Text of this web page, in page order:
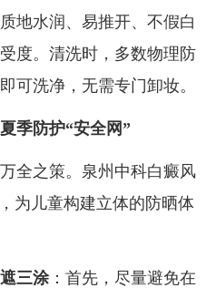
地水润、易推开、不假白
度。清洗时，多数物理防
可洗净，无需专门卸妆。
季防护“安全网”
之策。泉州中科白癜风
为儿童构建立体的防晒体
三涂：首先，尽量避免在